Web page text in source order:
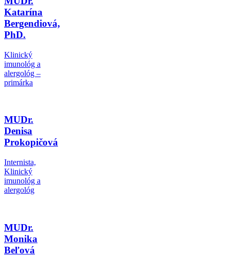
Katarína
Bergendiová,
PhD.
Klinický
imunológ a
alergológ –
primárka
MUDr.
Denisa
Prokopičová
Internista,
Klinický
imunológ a
alergológ
MUDr.
Monika
Beľová